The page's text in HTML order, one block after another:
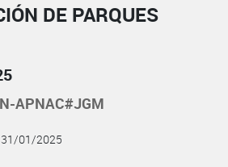
DE PARQUES
APNAC#JGM
31/01/2025